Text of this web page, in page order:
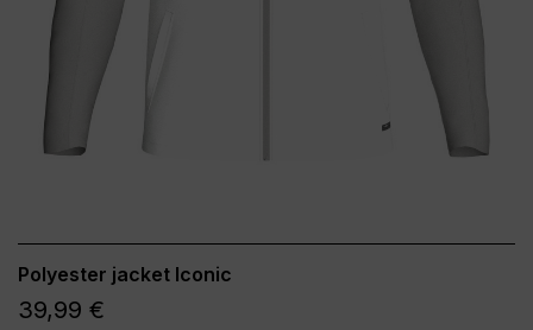
Polyester jacket Iconic
39,99 €